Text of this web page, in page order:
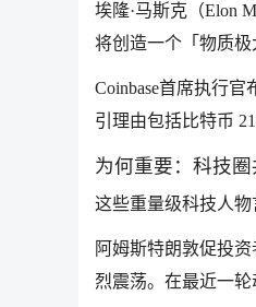
埃隆·马斯克（Elon
将创造一个「物质极
Coinbase首席执行
引理由包括比特币
为何重要：科技
这些重量级科技人
阿姆斯特朗敦促投
烈震荡。在最近一轮